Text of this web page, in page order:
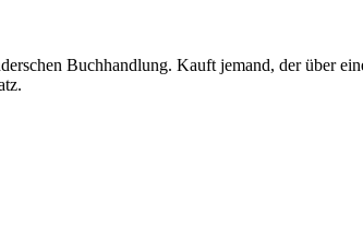
Buchhandlung. Kauft jemand, der über